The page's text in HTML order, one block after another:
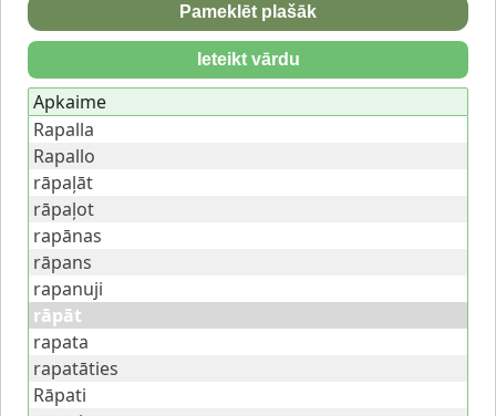
Pameklēt plašāk
Ieteikt vārdu
Apkaime
Rapalla
Rapallo
rāpaļāt
rāpaļot
rapānas
rāpans
rapanuji
rāpāt
rapata
rapatāties
Rāpati